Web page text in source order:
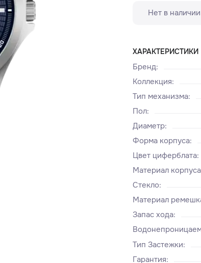
Нет в наличии
ХАРАКТЕРИСТИКИ
Бренд:
Коллекция:
Тип механизма:
Пол:
Диаметр:
Форма корпуса:
Цвет циферблата:
Материал корпуса
Стекло:
Материал
Запас хода:
Тип Застежки:
Гарантия: